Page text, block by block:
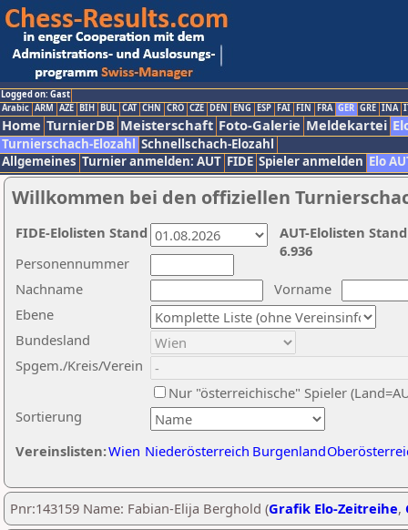
Logged on: Gast
Arabic ARM AZE BIH BUL CAT CHN CRO CZE DEN ENG ESP FAI FIN FRA GER GRE INA
Home TurnierDB Meisterschaft Foto-Galerie Meldekartei
Turnierschach-Elozahl Schnellschach-Elozahl
Allgemeines Turnier anmelden: AUT FIDE Spieler anmelden Elo
Willkommen bei den offiziellen
Nachname
Vorname
Ebene
Sortierung
Personennummer
Bundesland
Spgem./Kreis/Verein
Nur "österreichische" Spieler
Vereinslisten:Wien Niederösterreich Burgenland
AUT-Elolisten
6.936
FIDE-Elolisten Stand
Pnr:143159 Name: Fabian-Elija Berghold (Grafik Elo-Zeitreihe,